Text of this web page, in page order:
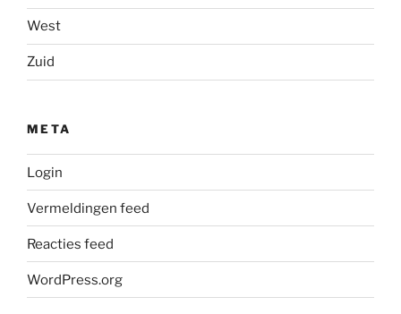
West
Zuid
META
Login
Vermeldingen feed
Reacties feed
WordPress.org